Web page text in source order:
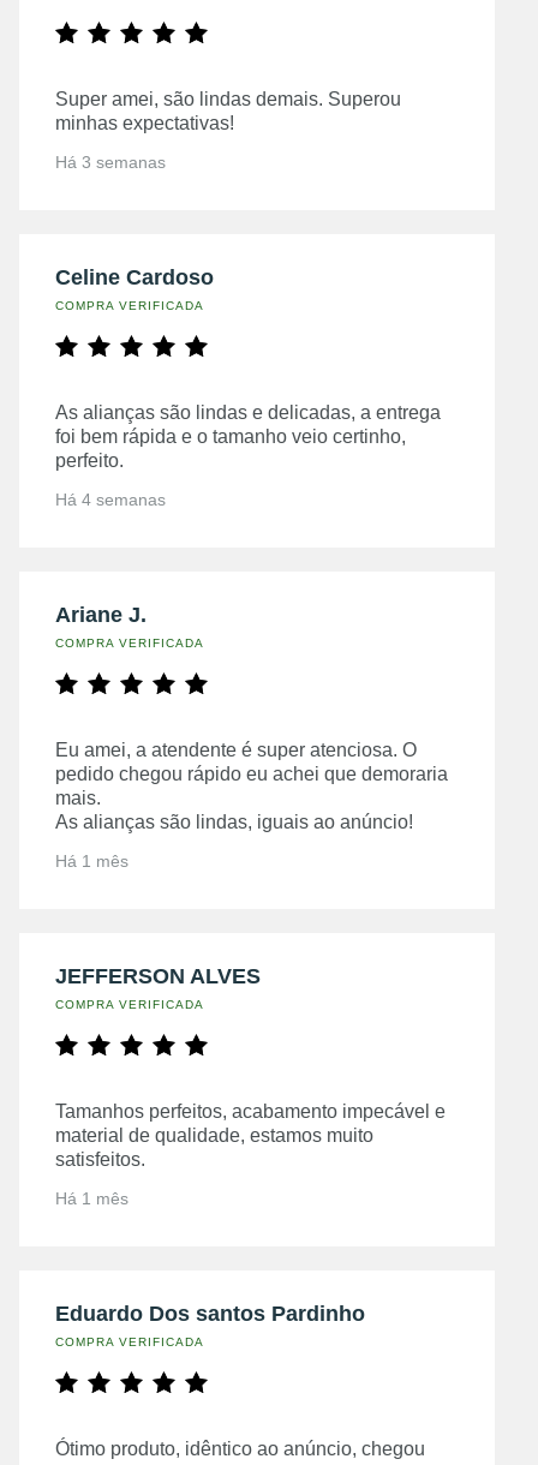
Super amei, são lindas demais. Superou
minhas expectativas!
Há 3 semanas
Celine Cardoso
COMPRA VERIFICADA
As alianças são lindas e delicadas, a entrega
foi bem rápida e o tamanho veio certinho,
perfeito.
Há 4 semanas
Ariane J.
COMPRA VERIFICADA
Eu amei, a atendente é super atenciosa. O
pedido chegou rápido eu achei que demoraria
mais.
As alianças são lindas, iguais ao anúncio!
Há 1 mês
JEFFERSON ALVES
COMPRA VERIFICADA
Tamanhos perfeitos, acabamento impecável e
material de qualidade, estamos muito
satisfeitos.
Há 1 mês
Eduardo Dos santos Pardinho
COMPRA VERIFICADA
Ótimo produto, idêntico ao anúncio, chegou